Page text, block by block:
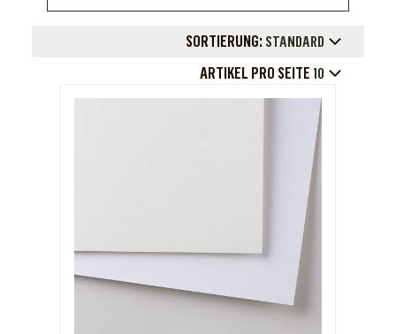
SORTIERUNG: STANDARD
ARTIKEL PRO SEITE 10